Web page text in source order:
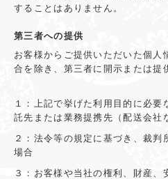
することはありません。
第三者への提供
お客様からご提供いただいた個人
合を除き、第三者に開示または提
１：上記で挙げた利用目的に必要
託先または業務提携先（配送会社
２：法令等の規定に基づき、裁判
場合
３：お客様や当社の権利、財産、